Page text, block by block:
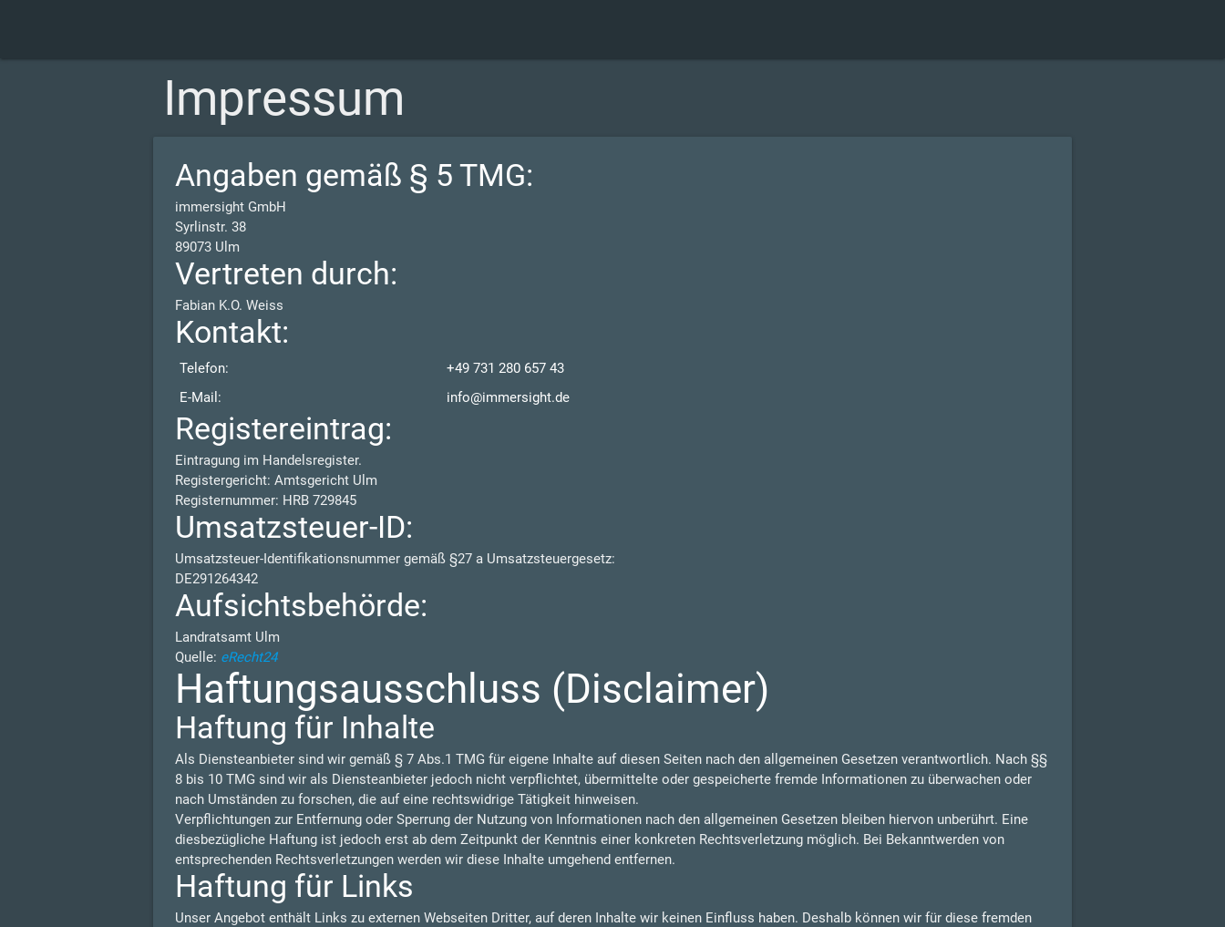
Impressum
Angaben gemäß § 5 TMG:
immersight GmbH
Syrlinstr. 38
89073 Ulm
Vertreten durch:
Fabian K.O. Weiss
Kontakt:
Telefon:
+49 731 280 657 43
E-Mail:
info@immersight.de
Registereintrag:
Eintragung im Handelsregister.
Registergericht: Amtsgericht Ulm
Registernummer: HRB 729845
Umsatzsteuer-ID:
Umsatzsteuer-Identifikationsnummer gemäß §27 a Umsatzsteuergesetz:
DE291264342
Aufsichtsbehörde:
Landratsamt Ulm
Quelle: eRecht24
Haftungsausschluss (Disclaimer)
Haftung für Inhalte
Als Diensteanbieter sind wir gemäß § 7 Abs.1 TMG für eigene Inhalte auf diesen Seiten nach den allgemeinen Gesetzen verantwortlich. Nach §§
8 bis 10 TMG sind wir als Diensteanbieter jedoch nicht verpflichtet, übermittelte oder gespeicherte fremde Informationen zu überwachen oder
nach Umständen zu forschen, die auf eine rechtswidrige Tätigkeit hinweisen.
Verpflichtungen zur Entfernung oder Sperrung der Nutzung von Informationen nach den allgemeinen Gesetzen bleiben hiervon unberührt. Eine
diesbezügliche Haftung ist jedoch erst ab dem Zeitpunkt der Kenntnis einer konkreten Rechtsverletzung möglich. Bei Bekanntwerden von
entsprechenden Rechtsverletzungen werden wir diese Inhalte umgehend entfernen.
Haftung für Links
Unser Angebot enthält Links zu externen Webseiten Dritter, auf deren Inhalte wir keinen Einfluss haben. Deshalb können wir für diese fremden